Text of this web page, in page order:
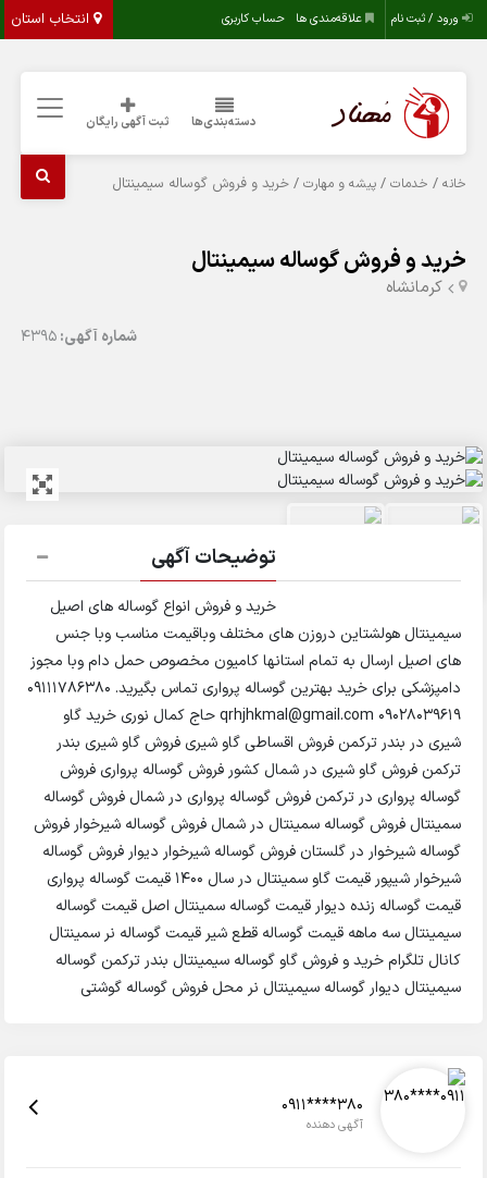
انتخاب استان ورود / ثبت نام علاقه‌مندی ها حساب کاربری
دسته‌بندی‌ها ثبت آگهی رایگان
خانه / خدمات /پیشه و مهارت / خرید و فروش گوساله سیمینتال
خرید و فروش گوساله سیمینتال
کرمانشاه
شماره آگهی:4395
توضیحات آگهی
خرید و فروش انواع گوساله های اصیل
سیمینتال هولشتاین دروزن های مختلف وباقیمت مناسب وبا جنس
های اصیل ارسال به تمام استانها کامیون مخصوص حمل دام وبا مجوز
دامپزشکی برای خرید بهترین گوساله پرواری تماس بگیرید. 09111786380
09028039619 qrhjhkmal@gmail.com حاج کمال نوری خرید گاو
شیری در بندر ترکمن فروش اقساطی گاو شیری فروش گاو شیری بندر
ترکمن فروش گاو شیری در شمال کشور فروش گوساله پرواری فروش
گوساله پرواری در ترکمن فروش گوساله پرواری در شمال فروش گوساله
سمینتال فروش گوساله سمینتال در شمال فروش گوساله شیرخوار فروش
گوساله شیرخوار در گلستان فروش گوساله شیرخوار دیوار فروش گوساله
شیرخوار شیپور قیمت گاو سمینتال در سال 1400 قیمت گوساله پرواری
قیمت گوساله زنده دیوار قیمت گوساله سمینتال اصل قیمت گوساله
سیمینتال سه ماهه قیمت گوساله قطع شیر قیمت گوساله نر سمینتال
کانال تلگرام خرید و فروش گاو گوساله سیمینتال بندر ترکمن گوساله
سیمینتال دیوار گوساله سیمینتال نر محل فروش گوساله گوشتی
0911****380
آگهی دهنده